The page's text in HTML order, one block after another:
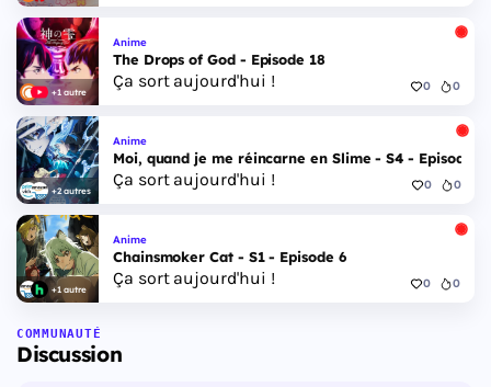
+1 autre
Anime
The Drops of God - Episode 18
Ça sort aujourd'hui ! 0 0
+2 autres
Anime
Moi, quand je me réincarne en Slime - S4 - Episode
Ça sort aujourd'hui ! 0 0
+1 autre
Anime
Chainsmoker Cat - S1 - Episode 6
Ça sort aujourd'hui ! 0 0
COMMUNAUTÉ
Discussion